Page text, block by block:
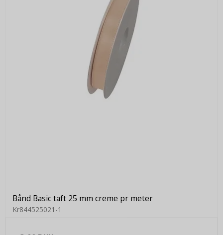
Bånd Basic taft 25 mm creme pr meter
Kr844525021-1